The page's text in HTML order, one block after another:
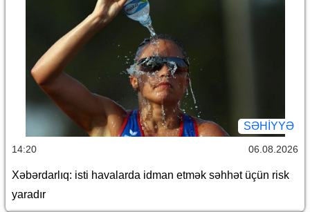
SƏHIYYƏ
14:20 06.08.2026
Xəbərdarlıq: isti havalarda idman etmək səhhət üçün risk
yaradır